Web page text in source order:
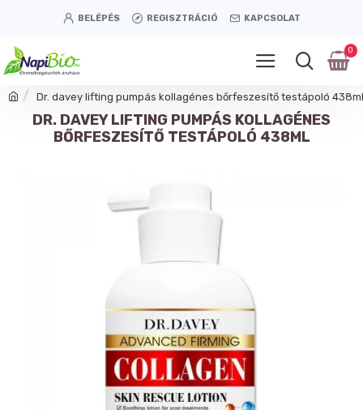
BELÉPÉS REGISZTRÁCIÓ KAPCSOLAT
0
Dr. davey lifting pumpás kollagénes bőrfeszesítő testápoló 438ml
DR. DAVEY LIFTING PUMPÁS KOLLAGÉNES
BŐRFESZESÍTŐ TESTÁPOLÓ 438ML